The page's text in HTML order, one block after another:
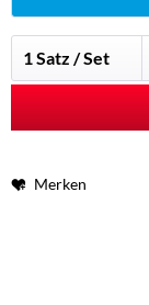
Merken